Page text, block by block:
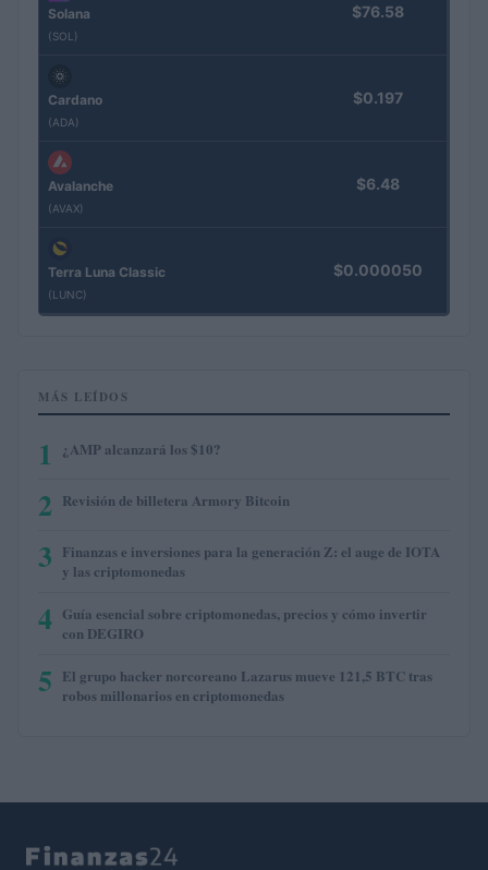
Solana
(SOL)
$76.58
Cardano
(ADA)
$0.197
Avalanche
(AVAX)
$6.48
Terra Luna Classic
(LUNC)
$0.000050
MÁS LEÍDOS
1 ¿AMP alcanzará los $10?
2 Revisión de billetera Armory Bitcoin
3 Finanzas e inversiones para la generación Z: el auge de IOTA
y las criptomonedas
4 Guía esencial sobre criptomonedas, precios y cómo invertir
con DEGIRO
5 El grupo hacker norcoreano Lazarus mueve 121,5 BTC tras
robos millonarios en criptomonedas